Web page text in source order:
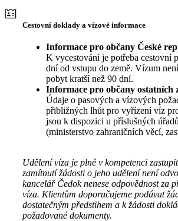
Cestovní doklady a vízové informace
Informace pro občany České
K vycestování je potřeba cestovní
dní od vstupu do země. Vízum
pobyt kratší než 90 dní.
Informace pro občany ostatních
Údaje o pasových a vízových
přibližných lhůt pro vyřízení víz
jsou k dispozici u příslušných
(ministerstvo zahraničních věcí,
Udělení víza je plně v kompetenci
zamítnutí žádosti o jeho udělení není
kancelář Čedok nenese odpovědnost za
víza. Klientům doporučujeme podávat
dostatečným předstihem a k žádosti
požadované dokumenty.